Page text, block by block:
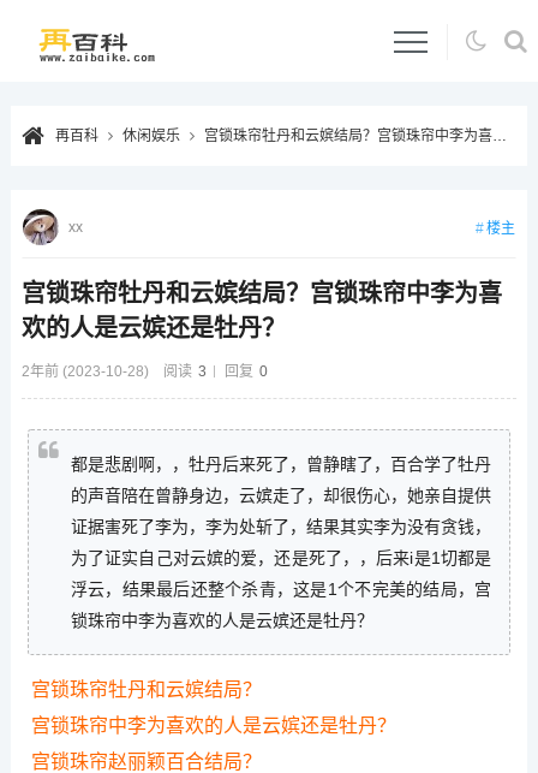
再百科 休闲娱乐 宫锁珠帘牡丹和云嫔结局？宫锁珠帘中李为喜欢的人是云嫔还是牡丹？
宫锁珠帘牡丹和云嫔结局？宫锁珠帘中李为喜
欢的人是云嫔还是牡丹？
2年前 (2023-10-28) 阅读 3 回复 0
xx 楼主
都是悲剧啊，，牡丹后来死了，曾静瞎了，百合学了牡丹
的声音陪在曾静身边，云嫔走了，却很伤心，她亲自提供
证据害死了李为，李为处斩了，结果其实李为没有贪钱，
为了证实自己对云嫔的爱，还是死了，，后来i是1切都是
浮云，结果最后还整个杀青，这是1个不完美的结局，宫
锁珠帘中李为喜欢的人是云嫔还是牡丹？
宫锁珠帘牡丹和云嫔结局？
宫锁珠帘中李为喜欢的人是云嫔还是牡丹？
宫锁珠帘赵丽颖百合结局？